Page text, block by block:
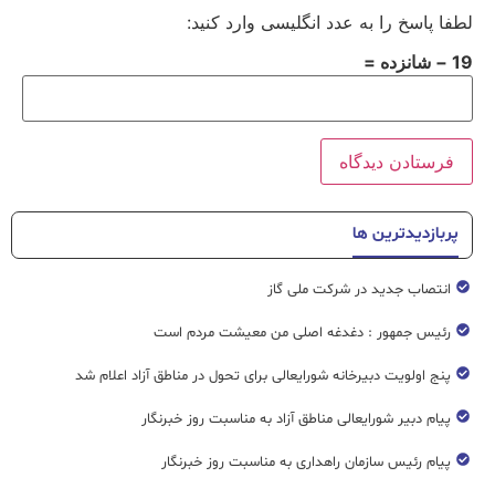
لطفا پاسخ را به عدد انگلیسی وارد کنید:
19 − شانزده =
پربازدیدترین ها
انتصاب جدید در شرکت ملی گاز
رئیس جمهور : دغدغه اصلی من معیشت مردم است
پنج اولویت دبیرخانه شورایعالی برای تحول در مناطق آزاد اعلام شد
پیام دبیر شورایعالی مناطق آزاد به مناسبت روز خبرنگار
پیام رئیس سازمان راهداری به مناسبت روز خبرنگار